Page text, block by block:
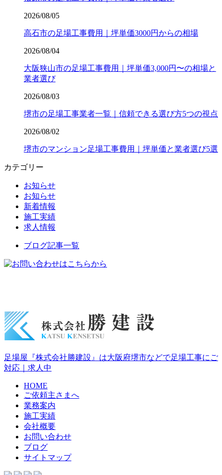
2026/08/05
高石市の足場工事費用｜坪単価3000円からの相場
2026/08/04
大阪狭山市の足場工事費用｜坪単価3,000円〜の相場と
業者選び
2026/08/03
堺市の足場工事業者一覧｜信頼できる選び方5つの視点
2026/08/02
堺市のマンション足場工事費用｜坪単価と業者選び5選
カテゴリー
お知らせ
お知らせ
新着情報
施工実績
求人情報
ブログ記事一覧
足場屋『株式会社勝建設』は大阪府堺市などで足場工事にご
対応｜求人中
HOME
ご依頼主さまへ
業務案内
施工実績
会社概要
お問い合わせ
ブログ
サイトマップ